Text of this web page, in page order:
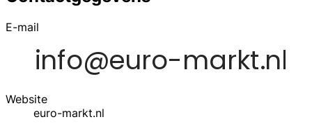
E-mail
Website
euro-markt.nl